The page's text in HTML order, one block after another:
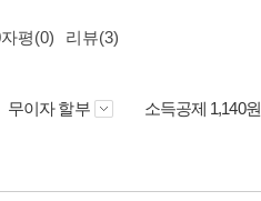
평(0) 리뷰(3)
무이자 할부 소득공제 1,140원